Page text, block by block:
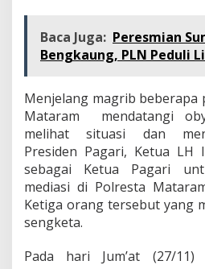
Baca Juga: Peresmian
Bengkaung, PLN Peduli
Menjelang magrib
Mataram mendatangi
melihat situasi dan
Presiden Pagari, Ketua
sebagai Ketua Pagari
mediasi di Polresta
Ketiga orang tersebut yang
sengketa.
Pada hari Jum’at (27/